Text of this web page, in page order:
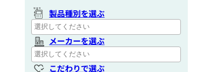
製品種別を選ぶ
メーカーを選ぶ
こだわりで選ぶ